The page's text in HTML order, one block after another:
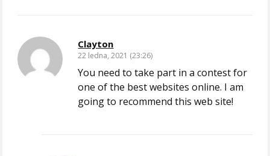
Clayton
22 ledna, 2021 (23:26)
You need to take part in a contest for
one of the best websites online. I am
going to recommend this web site!